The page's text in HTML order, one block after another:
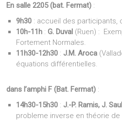
En salle 2205 (bat. Fermat) :
9h30 : accueil des participants,
10h-11h :G. Duval (Ruen) :
Fortement Normales.
11h30-12h30 : J.M. Aroca
équations différentielles.
dans l’amphi F (Bat. Fermat) :
14h30-15h30 : J.-P. Ramis, J.
probleme inverse en théorie